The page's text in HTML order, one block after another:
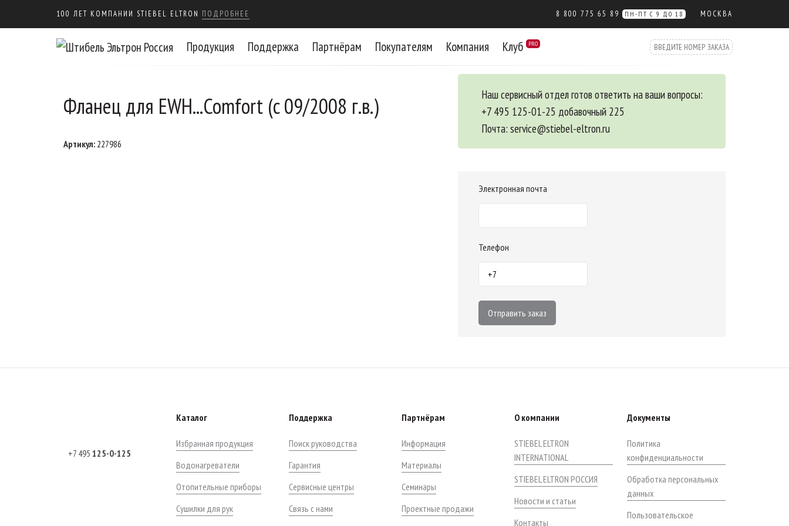
100 ЛЕТ КОМПАНИИ STIEBEL ELTRON ПОДРОБНЕЕ 8 800 775 65 89 ПН-ПТ С 9 ДО 18 МОСКВА
Продукция Поддержка Партнёрам Покупателям Компания Клуб PRO
Фланец для EWH...Comfort (c 09/2008 г.в.)
Артикул: 227986
Наш сервисный отдел готов ответить на ваши вопросы:
+7 495 125-01-25 добавочный 225
Почта: service@stiebel-eltron.ru
Электронная почта
Телефон
Отправить заказ
+7 495 125-0-125
Каталог
Избранная продукция
Водонагреватели
Отопительные приборы
Сушилки для рук
Поддержка
Поиск руководства
Гарантия
Сервисные центры
Связь с нами
Партнёрам
Информация
Материалы
Семинары
Проектные продажи
О компании
STIEBEL ELTRON
INTERNATIONAL
STIEBEL ELTRON РОССИЯ
Новости и статьи
Контакты
Документы
Политика
конфиденциальности
Обработка персональных
данных
Пользовательское